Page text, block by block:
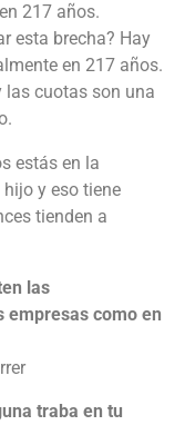
217 años.
esta brecha? Hay
en 217 años.
las cuotas son una
estás en la
y eso tiene
tienden a
las
empresas como en
traba en tu